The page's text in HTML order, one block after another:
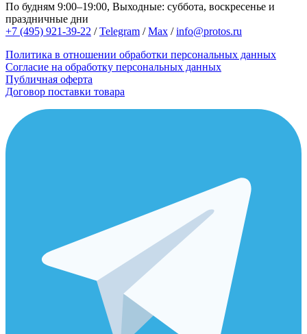
По будням 9:00–19:00, Выходные: суббота, воскресенье и
праздничные дни
+7 (495) 921-39-22 /Telegram /Max /info@protos.ru
Политика в отношении обработки персональных данных
Согласие на обработку персональных данных
Публичная оферта
Договор поставки товара